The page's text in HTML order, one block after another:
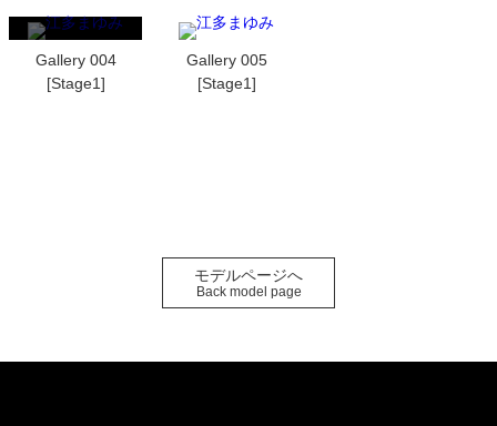
Gallery 004
[Stage1]
Gallery 005
[Stage1]
モデルページへ
Back model page